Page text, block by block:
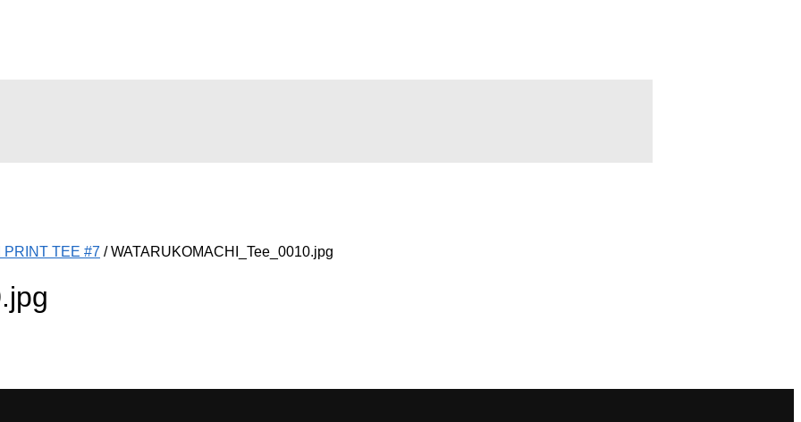
PRINT TEE #7 /WATARUKOMACHI_Tee_0010.jpg